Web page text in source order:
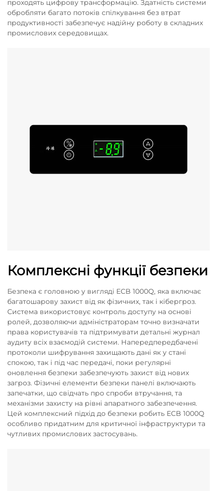
проходять цифрову трансформацію. Здатність системи
обробляти багато потоків спілкування без втрат
продуктивності забезпечує надійну роботу в складних
промислових середовищах.
Комплексні функції безпеки
Безпека є головною у вигляді ECB 1000Q, яка включає
багатошарову захист від як фізичних, так і кібергроз.
Система використовує контроль доступу на основі
ролей, дозволяючи адміністраторам точно визначати
права користувачів та підтримувати детальні журнал
аудиту всіх взаємодій системи. Напередпередбачені
протоколи шифрування захищають дані як у стані
спокою, так і під час передачі, поки регулярні
оновлення безпеки забезпечують захист від нових
загроз. Фізичні елементи безпеки панелі включають
запечатки, що свідчать про спроби втручання, та
механізми захисту на рівні апаратного забезпечення.
Цей комплексний підхід до безпеки робить ECB 1000Q
особливо придатним для критичної інфраструктури та
чутливих промислових застосувань.